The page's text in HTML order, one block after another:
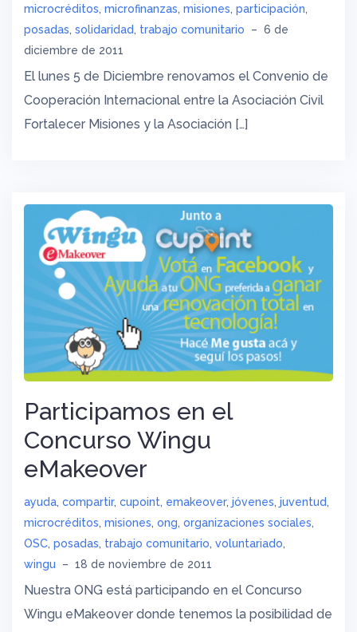
microcréditos, microfinanzas, misiones, participación,
posadas, solidaridad, trabajo comunitario – 6 de
diciembre de 2011
El lunes 5 de Diciembre renovamos el Convenio de
Cooperación Internacional entre la Asociación Civil
Fortalecer Misiones y la Asociación […]
Participamos en el
Concurso Wingu
eMakeover
ayuda, compartir, cupoint, emakeover, jóvenes, juventud,
microcréditos, misiones, ong, organizaciones sociales,
OSC, posadas, trabajo comunitario, voluntariado,
wingu
– 18 de noviembre de 2011
Nuestra ONG está participando en el Concurso
Wingu eMakeover donde tenemos la posibilidad de